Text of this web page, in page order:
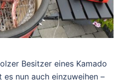
Besitzer eines Kamado
nun auch einzuweihen –